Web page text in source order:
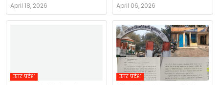
April 18, 2026 April 06, 2026
उत्तर प्रदेश उत्तर प्रदेश